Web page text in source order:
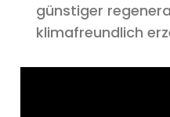
günstiger
klimafreundlich